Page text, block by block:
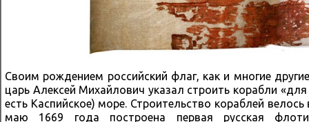
Своим рождением российский флаг, как и многие
царь Алексей Михайлович указал строить корабли
есть Каспийское) море. Строительство кораблей
маю 1669 года построена первая русская